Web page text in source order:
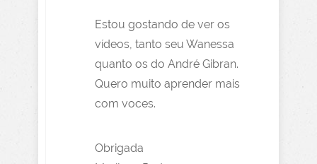
Estou gostando de ver os
vídeos, tanto seu Wanessa
quanto os do André Gibran.
Quero muito aprender mais
com voces.
Obrigada